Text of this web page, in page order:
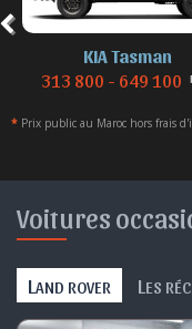
KIA Tasman
313 800 - 649 100
* Prix public au Maroc hors frais
Voitures
LAND ROVER L ES